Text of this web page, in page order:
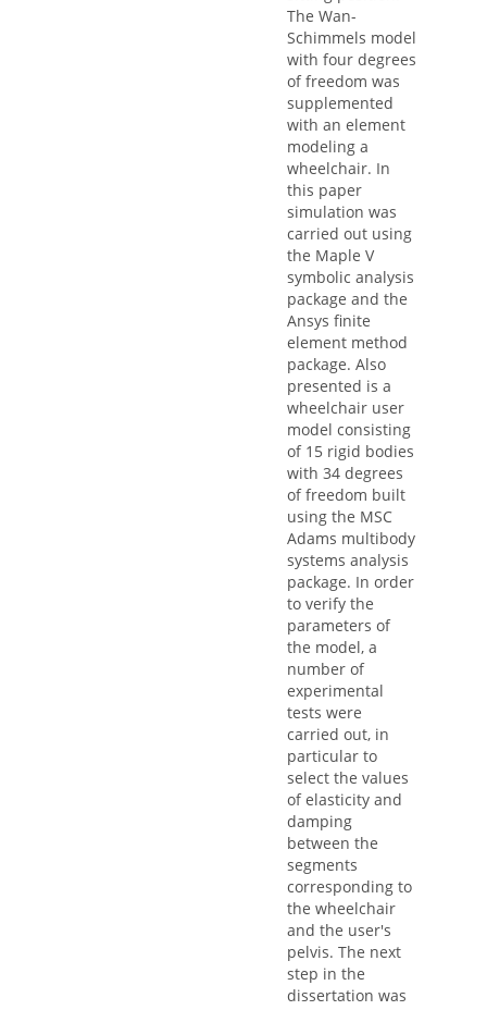
The Wan-
Schimmels model
with four degrees
of freedom was
supplemented
with an element
modeling a
wheelchair. In
this paper
simulation was
carried out using
the Maple V
symbolic analysis
package and the
Ansys finite
element method
package. Also
presented is a
wheelchair user
model consisting
of 15 rigid bodies
with 34 degrees
of freedom built
using the MSC
Adams multibody
systems analysis
package. In order
to verify the
parameters of
the model, a
number of
experimental
tests were
carried out, in
particular to
select the values
of elasticity and
damping
between the
segments
corresponding to
the wheelchair
and the user's
pelvis. The next
step in the
dissertation was